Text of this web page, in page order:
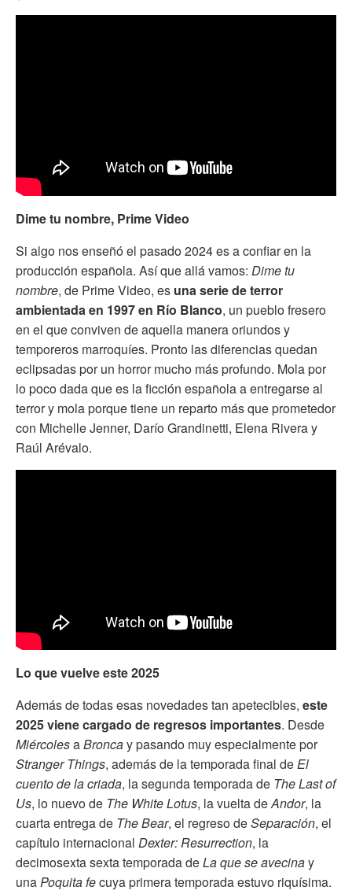
Dime tu nombre, Prime Video
Si algo nos enseñó el pasado 2024 es a confiar en la
producción española. Así que allá vamos: Dime tu
nombre, de Prime Video, es una serie de terror
ambientada en 1997 en Río Blanco, un pueblo fresero
en el que conviven de aquella manera oriundos y
temporeros marroquíes. Pronto las diferencias quedan
eclipsadas por un horror mucho más profundo. Mola por
lo poco dada que es la ficción española a entregarse al
terror y mola porque tiene un reparto más que prometedor
con Michelle Jenner, Darío Grandinetti, Elena Rivera y
Raúl Arévalo.
Lo que vuelve este 2025
Además de todas esas novedades tan apetecibles, este
2025 viene cargado de regresos importantes. Desde
MiércolesaBroncay pasando muy especialmente por
Stranger Things, además de la temporada final deEl
cuento de la criada, la segunda temporada de The Last of
Us, lo nuevo de The White Lotus, la vuelta deAndor, la
cuarta entrega de The Bear, el regreso deSeparación, el
capítulo internacional Dexter: Resurrection, la
decimosexta sexta temporada deLa que se avecinay
unaPoquita fecuya primera temporada estuvo riquísima.